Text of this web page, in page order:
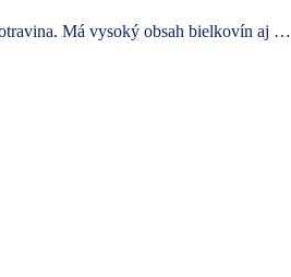
Má vysoký obsah bielkovín aj …